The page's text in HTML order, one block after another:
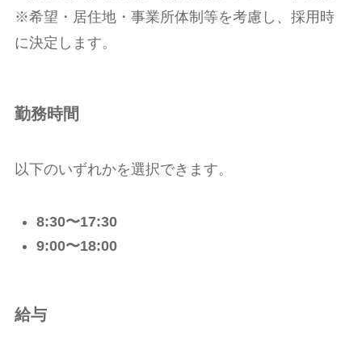
※希望・居住地・事業所体制等を考慮し、採用時
に決定します。
勤務時間
以下のいずれかを選択できます。
8:30〜17:30
9:00〜18:00
給与